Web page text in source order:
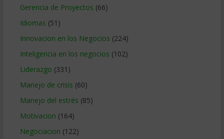
Gerencia de Proyectos (66)
Idiomas (51)
Innovacion en los Negocios (224)
Inteligencia en los negocios (102)
Liderazgo (331)
Manejo de crisis (60)
Manejo del estrés (85)
Motivacion (164)
Negociacion (122)